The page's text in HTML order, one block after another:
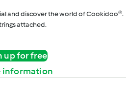
and discover the world of Cookidoo®.
attached.
up for free
information